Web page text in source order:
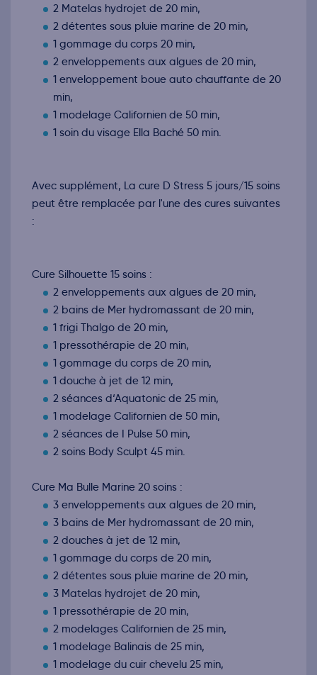
2 Matelas hydrojet de 20 min,
2 détentes sous pluie marine de 20 min,
1 gommage du corps 20 min,
2 enveloppements aux algues de 20 min,
1 enveloppement boue auto chauffante de 20
min,
1 modelage Californien de 50 min,
1 soin du visage Ella Baché 50 min.
Avec supplément, La cure D Stress 5 jours/15 soins
peut être remplacée par l'une des cures suivantes
:
Cure Silhouette 15 soins :
2 enveloppements aux algues de 20 min,
2 bains de Mer hydromassant de 20 min,
1 frigi Thalgo de 20 min,
1 pressothérapie de 20 min,
1 gommage du corps de 20 min,
1 douche à jet de 12 min,
2 séances d‘Aquatonic de 25 min,
1 modelage Californien de 50 min,
2 séances de I Pulse 50 min,
2 soins Body Sculpt 45 min.
Cure Ma Bulle Marine 20 soins :
3 enveloppements aux algues de 20 min,
3 bains de Mer hydromassant de 20 min,
2 douches à jet de 12 min,
1 gommage du corps de 20 min,
2 détentes sous pluie marine de 20 min,
3 Matelas hydrojet de 20 min,
1 pressothérapie de 20 min,
2 modelages Californien de 25 min,
1 modelage Balinais de 25 min,
1 modelage du cuir chevelu 25 min,